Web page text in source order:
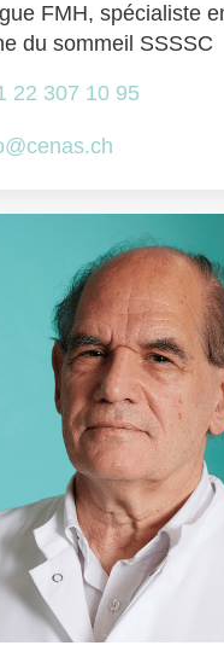
FMH, spécialiste
du sommeil SSSSC
22 307 10 95